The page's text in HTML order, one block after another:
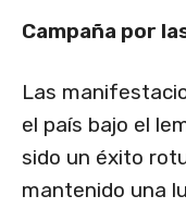
Campaña por
Las
el país bajo el
sido un éxito
mantenido una